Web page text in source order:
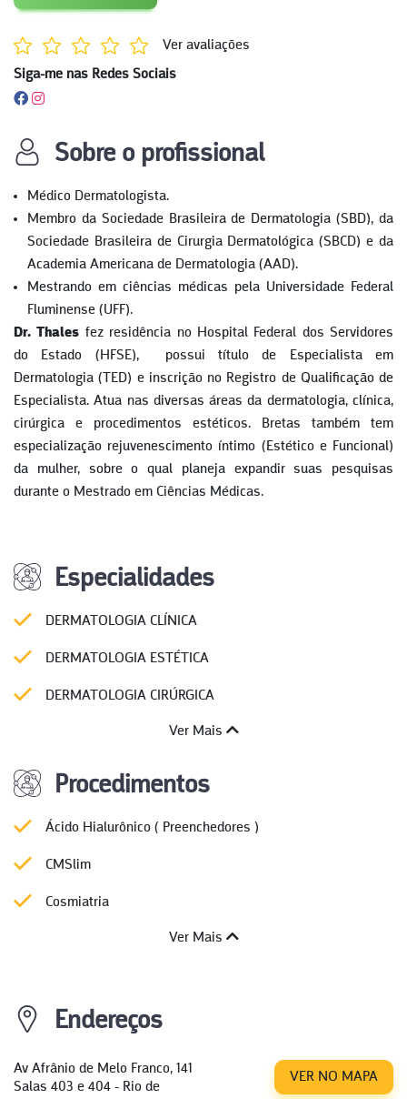
Ver avaliações
Siga-me nas Redes Sociais
Sobre o profissional
Médico Dermatologista.
Membro da Sociedade Brasileira de Dermatologia (SBD), da
Sociedade Brasileira de Cirurgia Dermatológica (SBCD) e da
Academia Americana de Dermatologia (AAD).
Mestrando em ciências médicas pela Universidade Federal
Fluminense (UFF).
Dr. Thales fez residência no Hospital Federal dos Servidores
do Estado (HFSE), possui título de Especialista em
Dermatologia (TED) e inscrição no Registro de Qualificação de
Especialista. Atua nas diversas áreas da dermatologia, clínica,
cirúrgica e procedimentos estéticos. Bretas também tem
especialização rejuvenescimento íntimo (Estético e Funcional)
da mulher, sobre o qual planeja expandir suas pesquisas
durante o Mestrado em Ciências Médicas.
Especialidades
DERMATOLOGIA CLÍNICA
DERMATOLOGIA ESTÉTICA
DERMATOLOGIA CIRÚRGICA
Ver Mais
Procedimentos
Ácido Hialurônico ( Preenchedores )
CMSlim
Cosmiatria
Ver Mais
Endereços
Av Afrânio de Melo Franco, 141
Salas 403 e 404 - Rio de
VER NO MAPA